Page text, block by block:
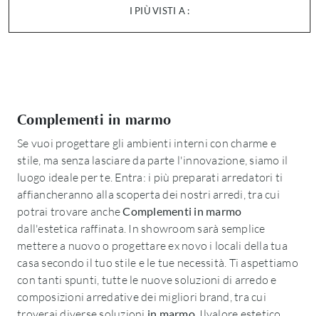
I PIÙ VISTI A :
Complementi in marmo
Se vuoi progettare gli ambienti interni con charme e
stile, ma senza lasciare da parte l'innovazione, siamo il
luogo ideale per te. Entra: i più preparati arredatori ti
affiancheranno alla scoperta dei nostri arredi, tra cui
potrai trovare ancheComplementi in marmo
dall'estetica raffinata. In showroom sarà semplice
mettere a nuovo o progettare ex novo i locali della tua
casa secondo il tuo stile e le tue necessità. Ti aspettiamo
con tanti spunti, tutte le nuove soluzioni di arredo e
composizioni arredative dei migliori brand, tra cui